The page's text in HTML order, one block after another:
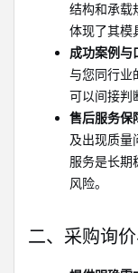
结构和承载
体现了其模
成功案例与
与您同行业
可以间接判
售后服务保
及出现质量
服务是长期
风险。
二、采购询